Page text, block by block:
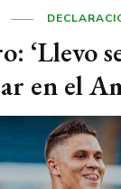
‘Llevo
en el